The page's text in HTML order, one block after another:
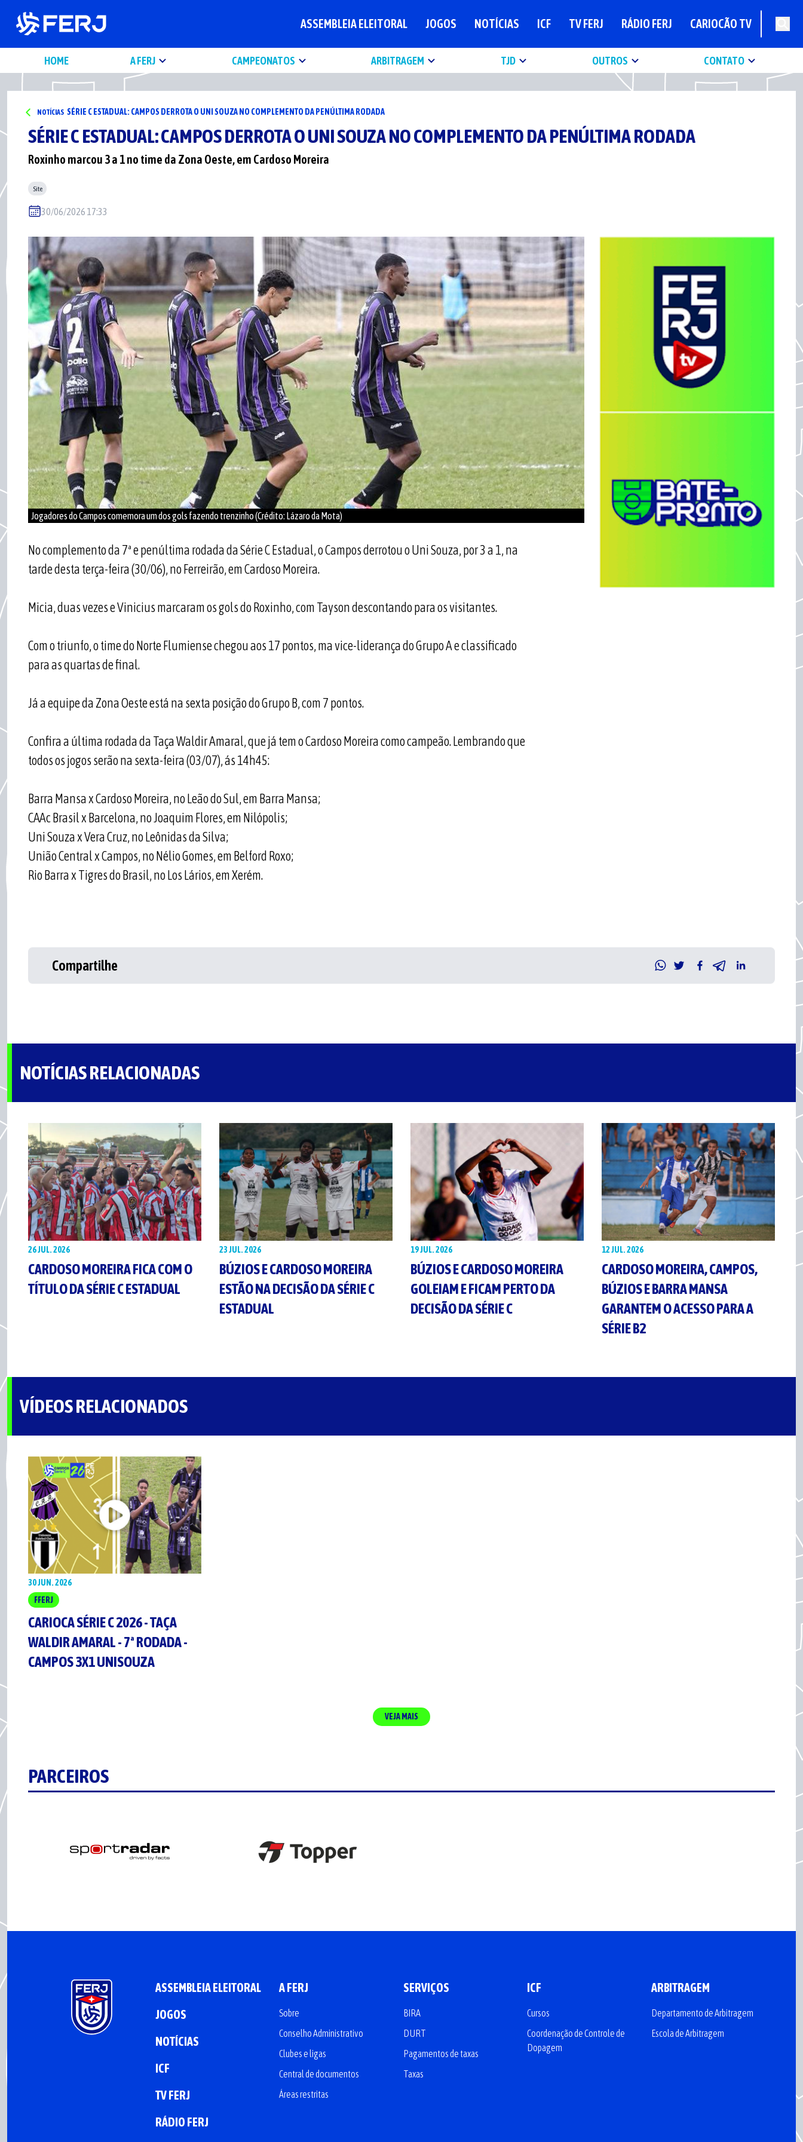
ASSEMBLEIA ELEITORAL JOGOS NOTÍCIAS ICF TV FERJ RÁDIO FERJ CARIOCÃO TV
HOME A FERJ CAMPEONATOS ARBITRAGEM TJD OUTROS CONTATO
NOTÍCIAS SÉRIE C ESTADUAL: CAMPOS DERROTA O UNI SOUZA NO COMPLEMENTO DA PENÚLTIMA RODADA
SÉRIE C ESTADUAL: CAMPOS DERROTA O UNI SOUZA NO COMPLEMENTO DA PENÚLTIMA RODADA
Roxinho marcou 3 a 1 no time da Zona Oeste, em Cardoso Moreira
Site
30/06/2026 17:33
Jogadores do Campos comemora um dos gols fazendo trenzinho (Crédito: Lázaro da Mota)
No complemento da 7ª e penúltima rodada da Série C Estadual, o Campos derrotou o Uni Souza, por 3 a 1, na
tarde desta terça-feira (30/06), no Ferreirão, em Cardoso Moreira.
Micia, duas vezes e Vinicius marcaram os gols do Roxinho, com Tayson descontando para os visitantes.
Com o triunfo, o time do Norte Flumiense chegou aos 17 pontos, ma vice-liderança do Grupo A e classificado
para as quartas de final.
Já a equipe da Zona Oeste está na sexta posição do Grupo B, com 7 pontos.
Confira a última rodada da Taça Waldir Amaral, que já tem o Cardoso Moreira como campeão. Lembrando que
todos os jogos serão na sexta-feira (03/07), ás 14h45:
Barra Mansa x Cardoso Moreira, no Leão do Sul, em Barra Mansa;
CAAc Brasil x Barcelona, no Joaquim Flores, em Nilópolis;
Uni Souza x Vera Cruz, no Leônidas da Silva;
União Central x Campos, no Nélio Gomes, em Belford Roxo;
Rio Barra x Tigres do Brasil, no Los Lários, em Xerém.
Compartilhe
NOTÍCIAS RELACIONADAS
26 JUL. 2026
CARDOSO MOREIRA FICA COM O
TÍTULO DA SÉRIE C ESTADUAL
23 JUL. 2026
BÚZIOS E CARDOSO MOREIRA
ESTÃO NA DECISÃO DA SÉRIE C
ESTADUAL
19 JUL. 2026
BÚZIOS E CARDOSO MOREIRA
GOLEIAM E FICAM PERTO DA
DECISÃO DA SÉRIE C
12 JUL. 2026
CARDOSO MOREIRA, CAMPOS,
BÚZIOS E BARRA MANSA
GARANTEM O ACESSO PARA A
SÉRIE B2
VÍDEOS RELACIONADOS
30 JUN. 2026
FFERJ
CARIOCA SÉRIE C 2026 - TAÇA
WALDIR AMARAL - 7ª RODADA -
CAMPOS 3X1 UNISOUZA
VEJA MAIS
PARCEIROS
ASSEMBLEIA ELEITORAL
JOGOS
NOTÍCIAS
ICF
TV FERJ
RÁDIO FERJ
A FERJ
Sobre
Conselho Administrativo
Clubes e ligas
Central de documentos
Áreas restritas
SERVIÇOS
BIRA
DURT
Pagamentos de taxas
Taxas
ICF
Cursos
Coordenação de Controle de
Dopagem
ARBITRAGEM
Departamento de Arbitragem
Escola de Arbitragem